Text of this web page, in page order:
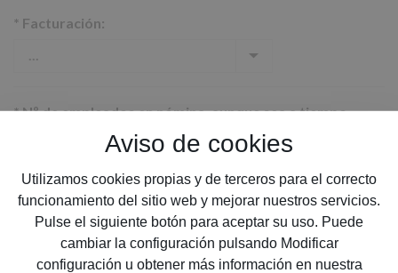
Aviso de cookies
Utilizamos cookies propias y de terceros para el correcto
funcionamiento del sitio web y mejorar nuestros servicios.
Pulse el siguiente botón para aceptar su uso. Puede
cambiar la configuración pulsando Modificar
configuración u obtener más información en nuestra
* Facturación:
*Nº de empleados en nómina, aunque sea a tiempo
Provincia: